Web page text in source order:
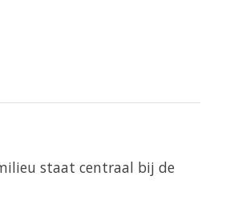
staat centraal bij de